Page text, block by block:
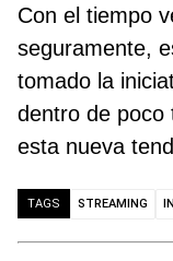
Con el tiempo
seguramente,
tomado la
dentro de poco
esta nueva
TAGS STREAMING